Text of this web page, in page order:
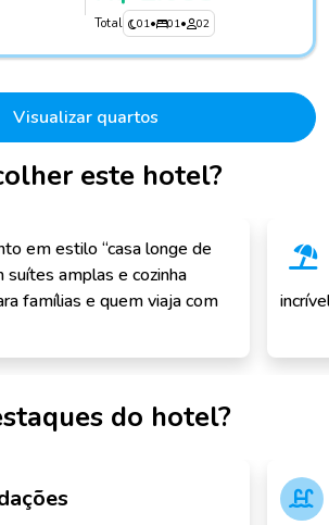
este hotel?
em estilo “casa longe de
suítes amplas e cozinha
famílias e quem viaja com
Total 01• 01• 02
Visualizar quartos
do hotel?